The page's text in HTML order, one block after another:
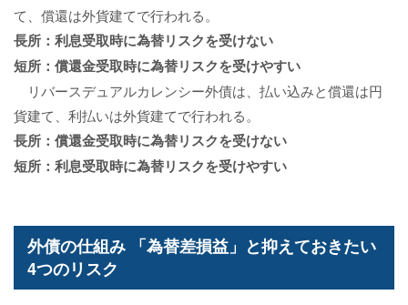
て、償還は外貨建てで行われる。
長所：利息受取時に為替リスクを受けない
短所：償還金受取時に為替リスクを受けやすい
リバースデュアルカレンシー外債は、払い込みと償還は円
貨建て、利払いは外貨建てで行われる。
長所：償還金受取時に為替リスクを受けない
短所：利息受取時に為替リスクを受けやすい
外債の仕組み 「為替差損益」と抑えておきたい
4つのリスク